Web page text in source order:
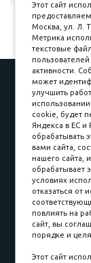
Наши
Доставка и
Карьера в
Этот сайт
Москва, ул. Л.
Метрика
текстовые
активности.
может
улучшить
cookie, будет
Яндекса в ЕС и
обрабатывать
вами сайта,
нашего сайта,
обрабатывает
условиях
отказаться от
повлиять на
сайт, вы
порядке и
Этот сайт